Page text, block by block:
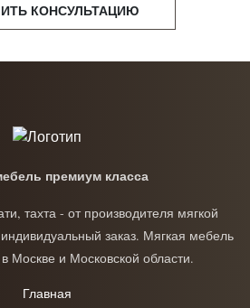
КОНСУЛЬТАЦИЮ
премиум класса
тахта - от производителя мягкой
заказ. Мягкая мебель
Москве и Московской области.
Главная